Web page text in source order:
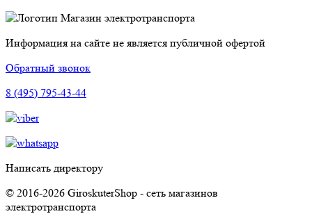
Магазин электротранспорта
Информация на сайте не является публичной офертой
Обратный звонок
8 (495) 795-43-44
Написать директору
© 2016-2026 GiroskuterShop - сеть магазинов
электротранспорта